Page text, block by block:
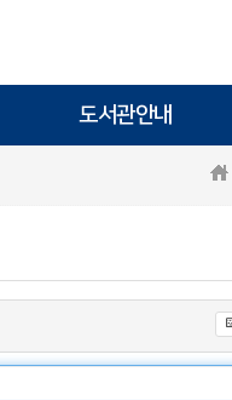
도서관안내